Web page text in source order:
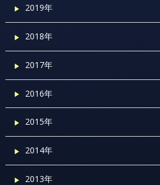
2019年
2018年
2017年
2016年
2015年
2014年
2013年